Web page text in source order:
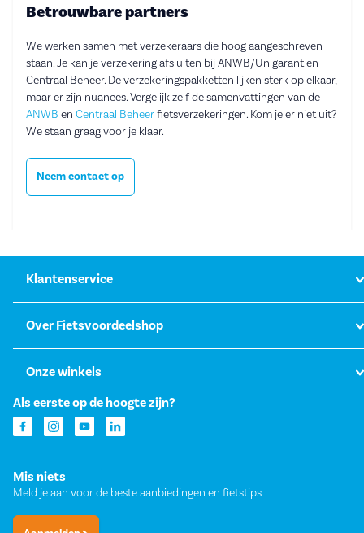
Betrouwbare partners
We werken samen met verzekeraars die hoog aangeschreven
staan. Je kan je verzekering afsluiten bij ANWB/Unigarant en
Centraal Beheer. De verzekeringspakketten lijken sterk op elkaar,
maar er zijn nuances. Vergelijk zelf de samenvattingen van de
ANWB en Centraal Beheerfietsverzekeringen. Kom je er niet uit?
We staan graag voor je klaar.
Neem contact op
Klantenservice
Over Fietsvoordeelshop
Onze winkels
Als eerste op de hoogte zijn?
Mis niets
Meld je aan voor de beste aanbiedingen en fietstips